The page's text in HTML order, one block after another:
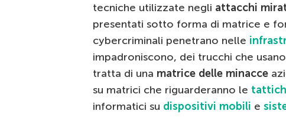
tecniche utilizzate negli attacchi
presentati sotto forma di matrice e
cybercriminali penetrano nelle
impadroniscono, dei trucchi che
tratta di una matrice delle minacce
su matrici che riguarderanno le
informatici su dispositivi mobili e